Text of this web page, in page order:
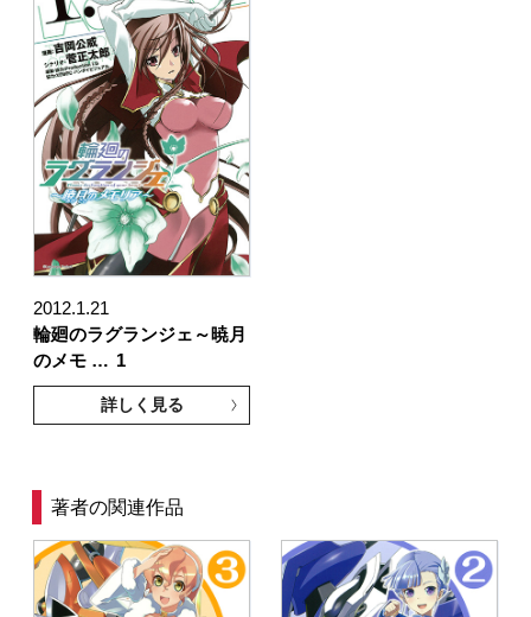
2012.1.21
輪廻のラグランジェ～暁月
のメモ … 1
詳しく見る
著者の関連作品